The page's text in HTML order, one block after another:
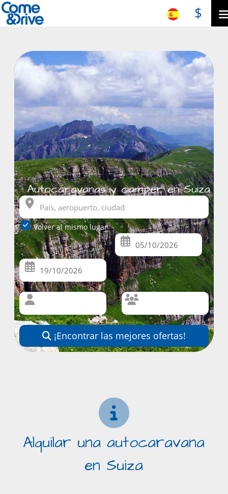
$
Autocaravanas y camper en Suiza
Volver al mismo lugar
¡Encontrar las mejores ofertas!
Alquilar una autocaravana
en Suiza